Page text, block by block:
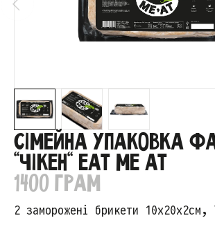
СІМЕЙНА УПАКОВКА
"ЧІКЕН" EAT ME AT
1400 ГРАМ
2 заморожені брикети 10х20х2см,